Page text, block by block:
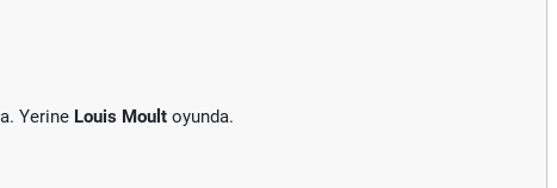
Yerine Louis Moult oyunda.